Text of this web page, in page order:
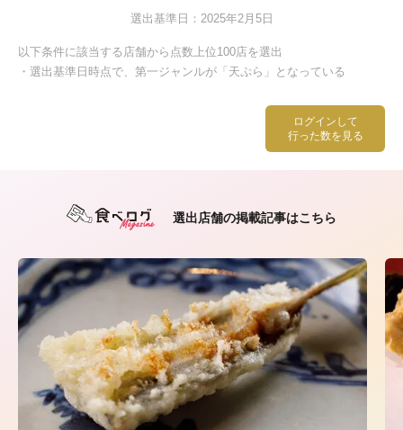
ログインして
行った数を見る
選出基準日：2025年2月5日
以下条件に該当する店舗から点数上位100店を選出
・選出基準日時点で、第一ジャンルが「天ぷら」となっている
選出店舗の掲載記事はこちら